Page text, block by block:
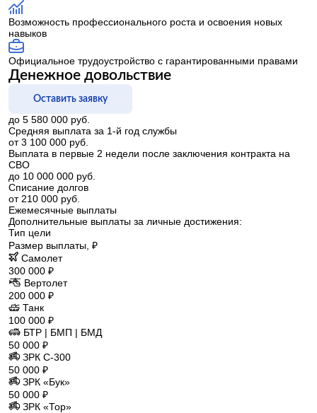
Возможность профессионального роста и освоения новых
навыков
Официальное трудоустройство с гарантированными правами
Денежное довольствие
Оставить заявку
до 5 580 000 руб.
Средняя выплата за 1-й год службы
от 3 100 000 руб.
Выплата в первые 2 недели после заключения контракта на
СВО
до 10 000 000 руб.
Списание долгов
от 210 000 руб.
Ежемесячные выплаты
Дополнительные выплаты за личные достижения:
Тип цели
Размер выплаты, ₽
Самолет
300 000 ₽
Вертолет
200 000 ₽
Танк
100 000 ₽
БТР | БМП | БМД
50 000 ₽
ЗРК С-300
50 000 ₽
ЗРК «Бук»
50 000 ₽
ЗРК «Тор»